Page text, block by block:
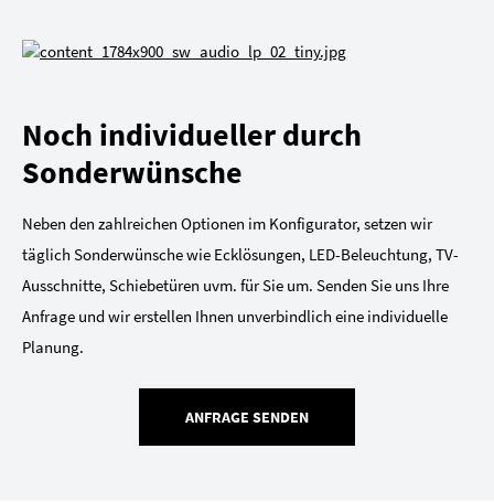
Noch individueller durch
Sonderwünsche
Neben den zahlreichen Optionen im Konfigurator, setzen wir
täglich Sonderwünsche wie Ecklösungen, LED-Beleuchtung, TV-
Ausschnitte, Schiebetüren uvm. für Sie um. Senden Sie uns Ihre
Anfrage und wir erstellen Ihnen unverbindlich eine individuelle
Planung.
ANFRAGE SENDEN